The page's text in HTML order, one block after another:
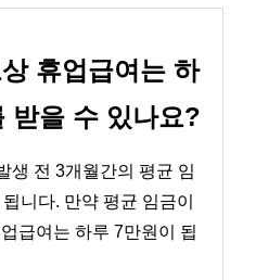
휴업급여는 하
받을 수 있나요?
생 전 3개월간의 평균 임
니다. 만약 평균 임금이
급여는 하루 7만원이 됩